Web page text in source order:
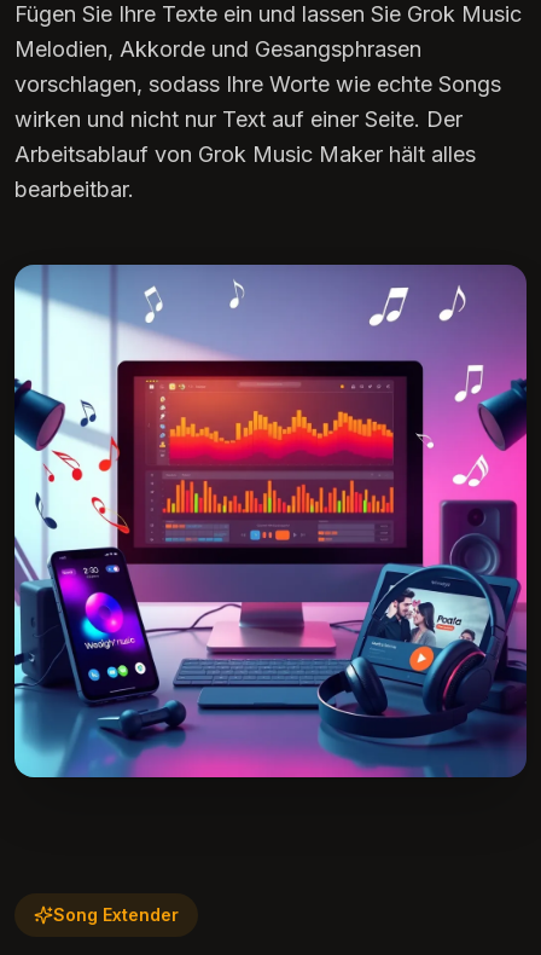
Fügen Sie Ihre Texte ein und lassen Sie Grok Music
Melodien, Akkorde und Gesangsphrasen
vorschlagen, sodass Ihre Worte wie echte Songs
wirken und nicht nur Text auf einer Seite. Der
Arbeitsablauf von Grok Music Maker hält alles
bearbeitbar.
Song Extender